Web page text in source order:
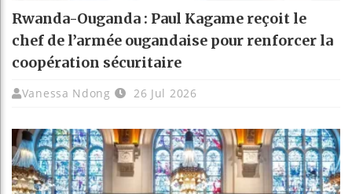
Rwanda-Ouganda : Paul Kagame reçoit le
chef de l’armée ougandaise pour renforcer la
coopération sécuritaire
Vanessa Ndong 26 Jul 2026